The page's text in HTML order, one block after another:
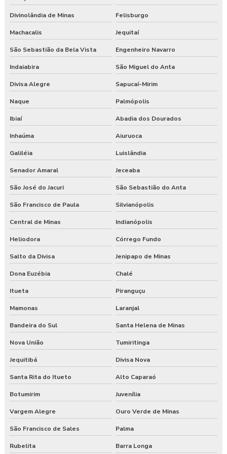
Divinolândia de Minas Felisburgo
Machacalis Jequitaí
São Sebastião da Bela Vista Engenheiro Navarro
Indaiabira São Miguel do Anta
Divisa Alegre Sapucaí-Mirim
Naque Palmópolis
Ibiaí Abadia dos Dourados
Inhaúma Aiuruoca
Galiléia Luislândia
Senador Amaral Jeceaba
São José do Jacuri São Sebastião do Anta
São Francisco de Paula Silvianópolis
Central de Minas Indianópolis
Heliodora Córrego Fundo
Salto da Divisa Jenipapo de Minas
Dona Euzébia Chalé
Itueta Piranguçu
Mamonas Laranjal
Bandeira do Sul Santa Helena de Minas
Nova União Tumiritinga
Jequitibá Divisa Nova
Santa Rita do Itueto Alto Caparaó
Botumirim Juvenília
Vargem Alegre Ouro Verde de Minas
São Francisco de Sales Palma
Rubelita Barra Longa